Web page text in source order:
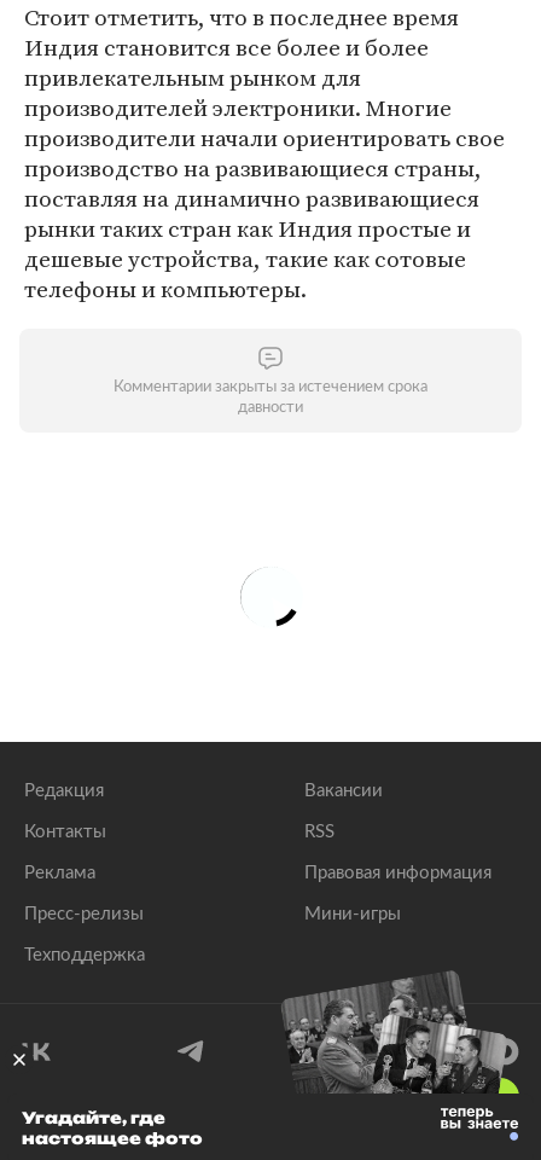
Стоит отметить, что в последнее время
Индия становится все более и более
привлекательным рынком для
производителей электроники. Многие
производители начали ориентировать свое
производство на развивающиеся страны,
поставляя на динамично развивающиеся
рынки таких стран как Индия простые и
дешевые устройства, такие как сотовые
телефоны и компьютеры.
Комментарии закрыты за истечением срока
давности
Редакция
Контакты
Реклама
Пресс-релизы
Техподдержка
Вакансии
RSS
Правовая информация
Мини-игры
© 1999–2026 Все права защищены.
Угадайте, где
настоящее фото